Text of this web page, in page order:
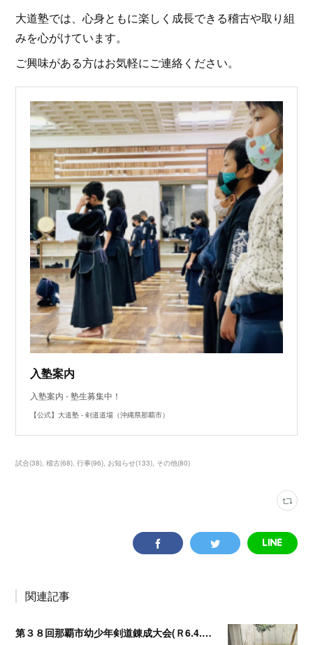
大道塾では、心身ともに楽しく成長できる稽古や取り組
みを心がけています。
ご興味がある方はお気軽にご連絡ください。
入塾案内
入塾案内 - 塾生募集中！
【公式】大道塾 - 剣道道場（沖縄県那覇市）
試合(38) 稽古(68) 行事(96) お知らせ(133) その他(80)
関連記事
第３８回那覇市幼少年剣道錬成大会(Ｒ6.4.14)